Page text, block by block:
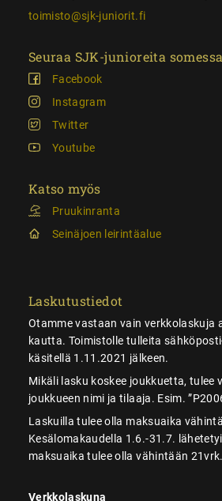
toimisto@sjk-juniorit.fi
Seuraa SJK-junioreita somessa
Facebook
Instagram
Twitter
Youtube
Katso myös
Pruukinranta
Seinäjoen leirintäalue
Laskutustiedot
Otamme vastaan vain verkkolaskuja
kautta. Toimistolle tulleita
käsitellä 1.11.2021 jälkeen.
Mikäli lasku koskee joukkuetta, tulee
joukkueen nimi ja tilaaja. Esim.
Laskuilla tulee olla maksuaika
Kesälomakaudella 1.6.-31.7.
maksuaika tulee olla vähintään 21vrk.
Verkkolaskuna